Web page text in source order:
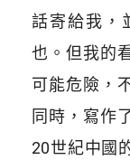
話寄給我，
也。但我的
可能危險，
同時，寫作
20世紀中國